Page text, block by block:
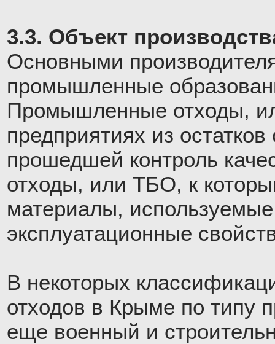
3.3. Объект
Основными
промышленные
Промышленные отходы,
предприятиях из
прошедшей контроль
отходы, или ТБО, к
материалы,
эксплуатационные
В некоторых
отходов в Крыме по типу
еще военный и